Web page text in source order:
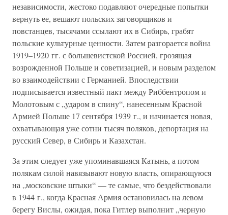
независимости, жестоко подавляют очередные попытки
вернуть ее, вешают польских заговорщиков и
повстанцев, тысячами ссылают их в Сибирь, грабят
польские культурные ценности. Затем разгорается война
1919–1920 гг. с большевистской Россией, грозящая
возрожденной Польше и советизацией, и новым разделом
во взаимодействии с Германией. Впоследствии
подписывается известный пакт между Риббентропом и
Молотовым с „ударом в спину“, нанесенным Красной
Армией Польше 17 сентября 1939 г., и начинается новая,
охватывающая уже сотни тысяч поляков, депортация на
русский Север, в Сибирь и Казахстан.
За этим следует уже упоминавшаяся Катынь, а потом
полякам силой навязывают новую власть, опирающуюся
на „московские штыки“ — те самые, что бездействовали
в 1944 г., когда Красная Армия остановилась на левом
берегу Вислы, ожидая, пока Гитлер выполнит „черную